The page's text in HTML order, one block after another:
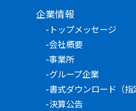
企業情報
- トップメッセージ
-会社概要
-事業所
-グループ企業
-書式ダウンロード（指
-決算公告